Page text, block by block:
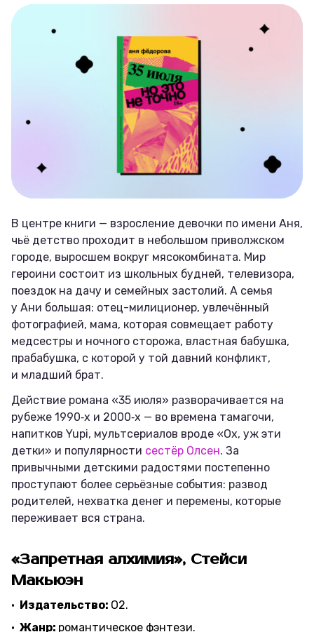
В центре книги — взросление девочки по имени Аня,
чьё детство проходит в небольшом приволжском
городе, выросшем вокруг мясокомбината. Мир
героини состоит из школьных будней, телевизора,
поездок на дачу и семейных застолий. А семья
у Ани большая: отец-милиционер, увлечённый
фотографией, мама, которая совмещает работу
медсестры и ночного сторожа, властная бабушка,
прабабушка, с которой у той давний конфликт,
и младший брат.
Действие романа «35 июля» разворачивается на
рубеже 1990‑х и 2000‑х — во времена тамагочи,
напитков Yupi, мультсериалов вроде «Ох, уж эти
детки» и популярности сестёр Олсен. За
привычными детскими радостями постепенно
проступают более серьёзные события: развод
родителей, нехватка денег и перемены, которые
переживает вся страна.
«Запретная алхимия», Стейси
Макьюэн
Издательство: О2.
Жанр: романтическое фэнтези.